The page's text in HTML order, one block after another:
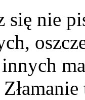
się nie